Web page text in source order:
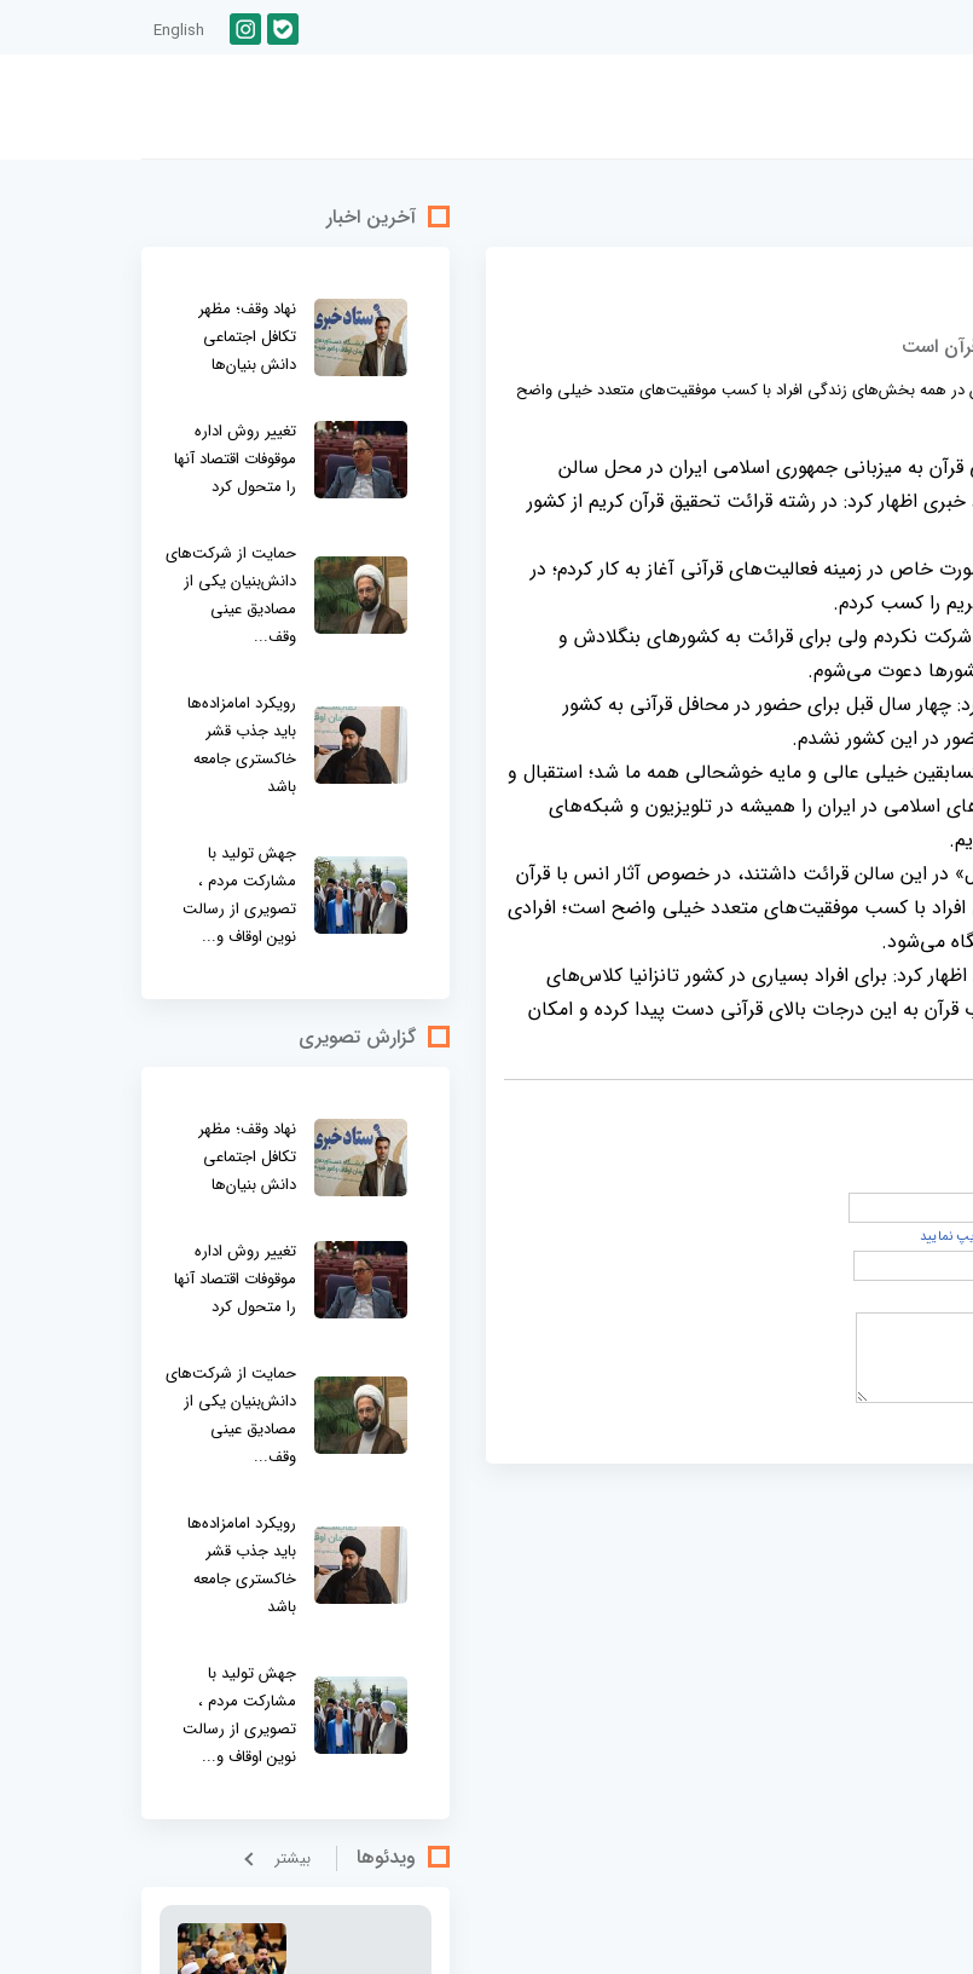
English
است
در همه بخش‌های زندگی افراد با کسب موفقیت‌های متعدد خیلی واضح
به میزبانی جمهوری اسلامی ایران در محل سالن
اظهار کرد: در رشته قرائت تحقیق قرآن کریم از کشور
ادامه یادآور شد: از 14 سال قبل به صورت خاص در زمینه فعالیت‌های قرآنی آغاز به کار کردم؛ در
را کسب کردم.
نکردم ولی برای قرائت به کشورهای بنگلادش و
دعوت می‌شوم.
چهار سال قبل برای حضور در محافل قرآنی به کشور
در این کشور نشدم.
خیلی عالی و مایه خوشحالی همه ما شد؛ استقبال و
اسلامی در ایران را همیشه در تلویزیون و شبکه‌های
در این سالن قرائت داشتند، در خصوص آثار انس با قرآن
با کسب موفقیت‌های متعدد خیلی واضح است؛ افرادی
می‌شود.
کرد: برای افراد بسیاری در کشور تانزانیا کلاس‌های
قرآن به این درجات بالای قرآنی دست پیدا کرده و امکان
نمایید
آخرین اخبار
نهاد وقف؛ مظهر
تکافل اجتماعی
دانش بنیان‌ها
تغییر روش اداره
موقوفات اقتصاد آنها
را متحول کرد
حمایت از شرکت‌های
دانش‌بنیان یکی از
مصادیق عینی
وقف...
رویکرد امامزاده‌ها
باید جذب قشر
خاکستری جامعه
باشد
جهش تولید با
مشارکت مردم ،
تصویری از رسالت
نوین اوقاف و...
گزارش تصویری
نهاد وقف؛ مظهر
تکافل اجتماعی
دانش بنیان‌ها
تغییر روش اداره
موقوفات اقتصاد آنها
را متحول کرد
حمایت از شرکت‌های
دانش‌بنیان یکی از
مصادیق عینی
وقف...
رویکرد امامزاده‌ها
باید جذب قشر
خاکستری جامعه
باشد
جهش تولید با
مشارکت مردم ،
تصویری از رسالت
نوین اوقاف و...
ویدئوها بيشتر